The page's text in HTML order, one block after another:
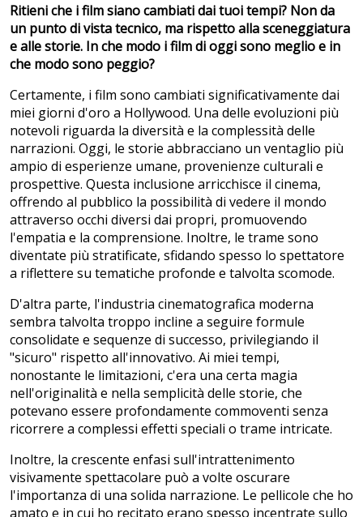
Ritieni che i film siano cambiati dai tuoi tempi? Non da
un punto di vista tecnico, ma rispetto alla sceneggiatura
e alle storie. In che modo i film di oggi sono meglio e in
che modo sono peggio?
Certamente, i film sono cambiati significativamente dai
miei giorni d'oro a Hollywood. Una delle evoluzioni più
notevoli riguarda la diversità e la complessità delle
narrazioni. Oggi, le storie abbracciano un ventaglio più
ampio di esperienze umane, provenienze culturali e
prospettive. Questa inclusione arricchisce il cinema,
offrendo al pubblico la possibilità di vedere il mondo
attraverso occhi diversi dai propri, promuovendo
l'empatia e la comprensione. Inoltre, le trame sono
diventate più stratificate, sfidando spesso lo spettatore
a riflettere su tematiche profonde e talvolta scomode.
D'altra parte, l'industria cinematografica moderna
sembra talvolta troppo incline a seguire formule
consolidate e sequenze di successo, privilegiando il
"sicuro" rispetto all'innovativo. Ai miei tempi,
nonostante le limitazioni, c'era una certa magia
nell'originalità e nella semplicità delle storie, che
potevano essere profondamente commoventi senza
ricorrere a complessi effetti speciali o trame intricate.
Inoltre, la crescente enfasi sull'intrattenimento
visivamente spettacolare può a volte oscurare
l'importanza di una solida narrazione. Le pellicole che ho
amato e in cui ho recitato erano spesso incentrate sullo